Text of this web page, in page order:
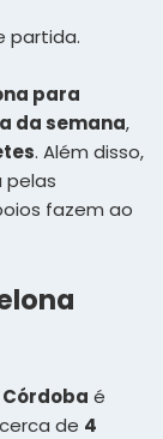
partida.
para
da semana,
. Além disso,
pelas
fazem ao
é
de 4